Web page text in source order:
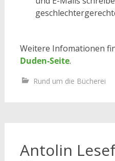
Weitere Infomationen
Duden-Seite.
Rund um die Bücherei
Antolin